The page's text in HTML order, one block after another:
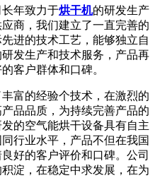
年致力于烘干机的研发生产
应商，我们建立了一直完善的
进的技术工艺，能够独立自
发生产和技术服务，产品再
客户群体和口碑。
富的经验个技术，在激烈的
品品质，为持续完善产品的
的空气能烘干设备具有自主
行业水平，产品不但在我国
好的客户评价和口碑。公司
淀，在稳定中求发展，在为